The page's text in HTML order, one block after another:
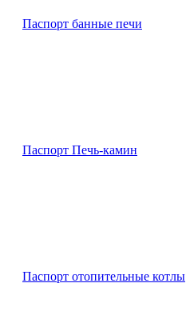
Паспорт банные печи
Паспорт Печь-камин
Паспорт отопительные котлы